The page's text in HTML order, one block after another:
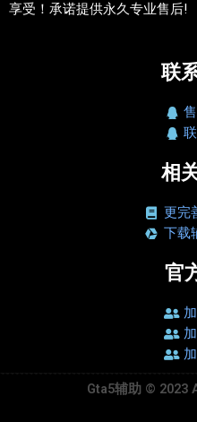
享受！承诺提供永久专业售后!
联
相
更完
下载
官
Gta5辅助 © 2023